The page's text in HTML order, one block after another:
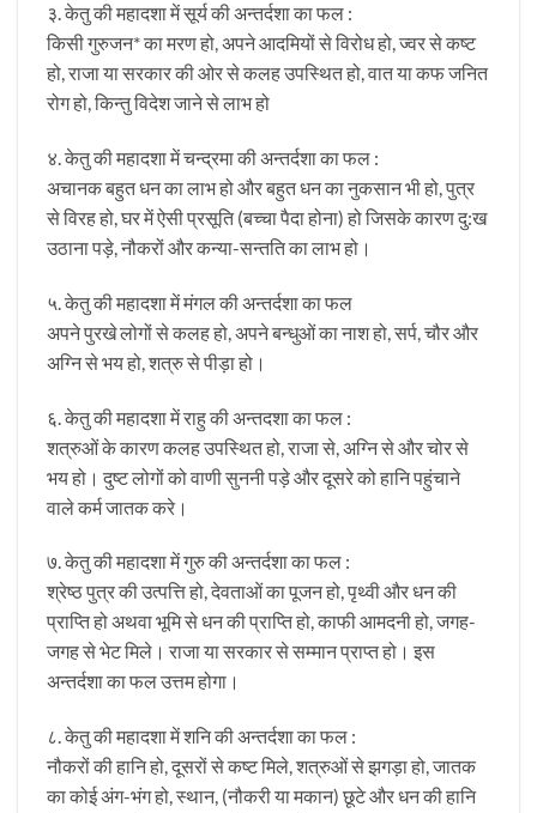
३. केतु की महादशा में सूर्य की अन्तर्दशा का फल :
किसी गुरुजन* का मरण हो, अपने आदमियों से विरोध हो, ज्वर से कष्ट
हो, राजा या सरकार की ओर से कलह उपस्थित हो, वात या कफ जनित
रोग हो, किन्तु विदेश जाने से लाभ हो
४. केतु की महादशा में चन्द्रमा की अन्तर्दशा का फल :
अचानक बहुत धन का लाभ हो और बहुत धन का नुकसान भी हो, पुत्र
से विरह हो, घर में ऐसी प्रसूति (बच्चा पैदा होना) हो जिसके कारण दु:ख
उठाना पड़े, नौकरों और कन्या-सन्तति का लाभ हो।
५. केतु की महादशा में मंगल की अन्तर्दशा का फल
अपने पुरखे लोगों से कलह हो, अपने बन्धुओं का नाश हो, सर्प, चौर और
अग्नि से भय हो, शत्रु से पीड़ा हो।
६. केतु की महादशा में राहु की अन्तदशा का फल :
शत्रुओं के कारण कलह उपस्थित हो, राजा से, अग्नि से और चोर से
भय हो। दुष्ट लोगों को वाणी सुननी पड़े और दूसरे को हानि पहुंचाने
वाले कर्म जातक करे।
७. केतु की महादशा में गुरु की अन्तर्दशा का फल :
श्रेष्ठ पुत्र की उत्पत्ति हो, देवताओं का पूजन हो, पृथ्वी और धन की
प्राप्ति हो अथवा भूमि से धन की प्राप्ति हो, काफी आमदनी हो, जगह-
जगह से भेट मिले। राजा या सरकार से सम्मान प्राप्त हो। इस
अन्तर्दशा का फल उत्तम होगा।
८. केतु की महादशा में शनि की अन्तर्दशा का फल :
नौकरों की हानि हो, दूसरों से कष्ट मिले, शत्रुओं से झगड़ा हो, जातक
का कोई अंग-भंग हो, स्थान, (नौकरी या मकान) छूटे और धन की हानि